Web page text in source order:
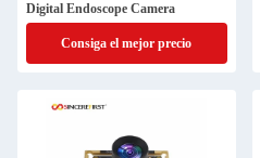
Digital Endoscope Camera
Consiga el mejor precio